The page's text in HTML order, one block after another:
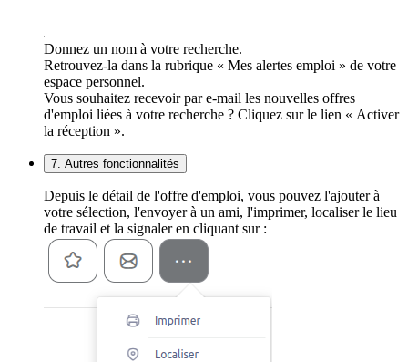
Donnez un nom à votre recherche.
Retrouvez-la dans la rubrique « Mes alertes emploi » de votre
espace personnel.
Vous souhaitez recevoir par e-mail les nouvelles offres
d'emploi liées à votre recherche ? Cliquez sur le lien « Activer
la réception ».
7. Autres fonctionnalités
Depuis le détail de l'offre d'emploi, vous pouvez l'ajouter à
votre sélection, l'envoyer à un ami, l'imprimer, localiser le lieu
de travail et la signaler en cliquant sur :